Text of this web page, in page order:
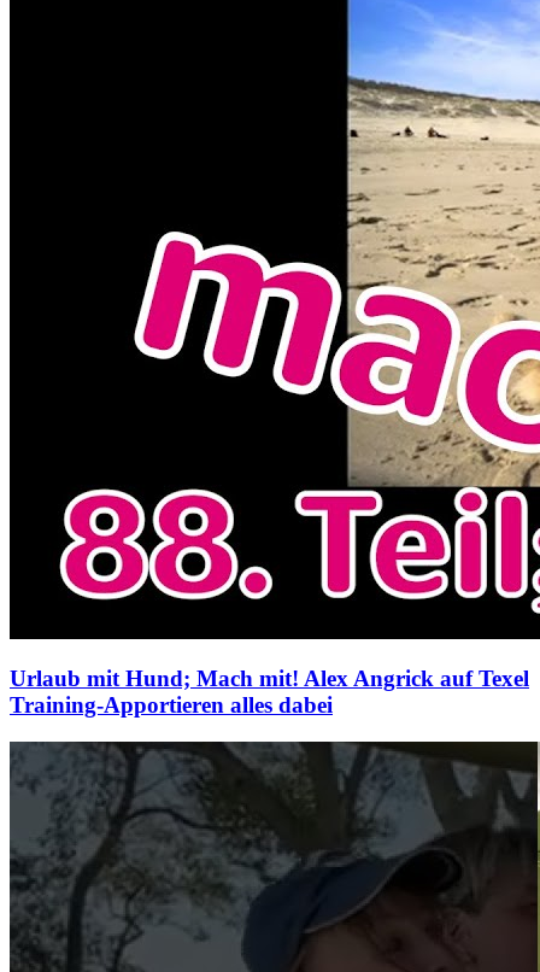
Urlaub mit Hund; Mach mit! Alex Angrick auf Texel
Training-Apportieren alles dabei